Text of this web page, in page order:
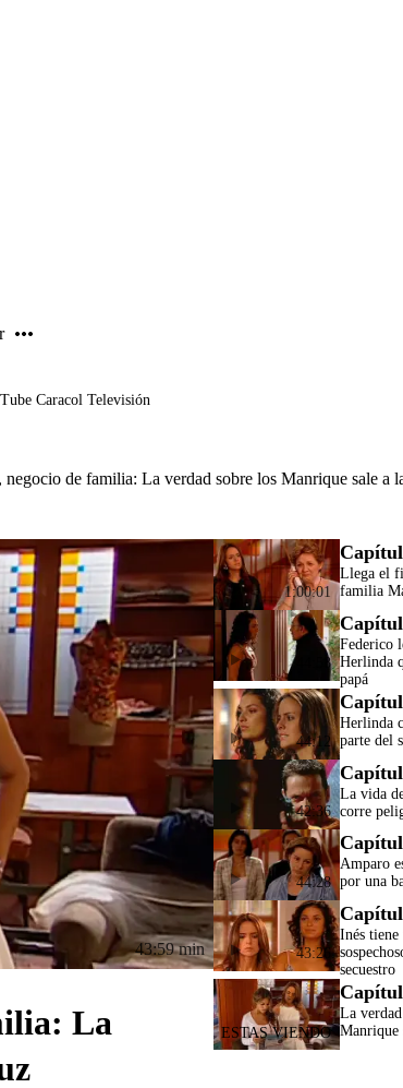
Caracol Televisión
negocio de familia: La verdad sobre los Manrique sale a
43:59 min
La
1:00:01
Llega el
familia
44:58
Federico
Herlinda
papá
44:12
Herlinda
parte del
42:36
La vida
corre
44:28
Amparo
por una
43:26
Inés tiene
secuestro
La
Manrique